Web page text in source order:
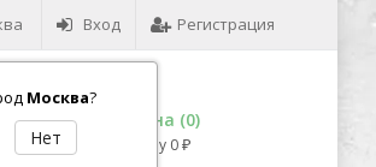
Москва?
Вход Регистрация
Корзина (0)
на сумму 0 ₽